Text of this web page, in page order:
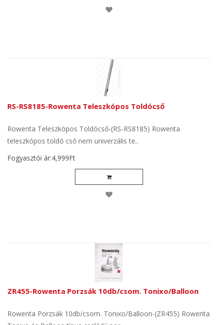
RS-RS8185-Rowenta Teleszkópos Toldócső
Rowenta Teleszkópos Toldócső-(RS-RS8185) Rowenta
teleszkópos toldó cső nem univerzális te..
Fogyasztói ár:4,999Ft
ZR455-Rowenta Porzsák 10db/csom. Tonixo/Balloon
Rowenta Porzsák 10db/csom. Tonixo/Balloon-(ZR455) Rowenta